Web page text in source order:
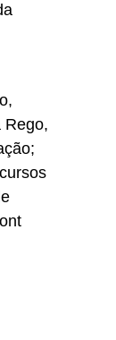
Rego,